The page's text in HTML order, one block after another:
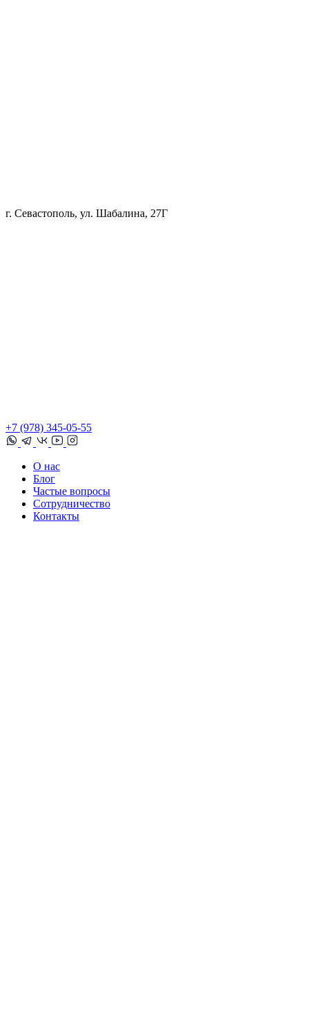
г. Севастополь, ул. Шабалина, 27Г
+7 (978) 345-05-55
О нас
Блог
Частые вопросы
Сотрудничество
Контакты